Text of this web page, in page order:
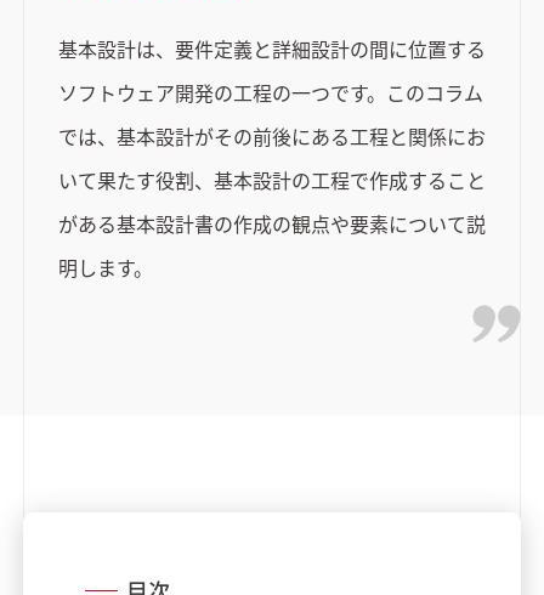
基本設計は、要件定義と詳細設計の間に位置する
ソフトウェア開発の工程の一つです。このコラム
では、基本設計がその前後にある工程と関係にお
いて果たす役割、基本設計の工程で作成すること
がある基本設計書の作成の観点や要素について説
明します。